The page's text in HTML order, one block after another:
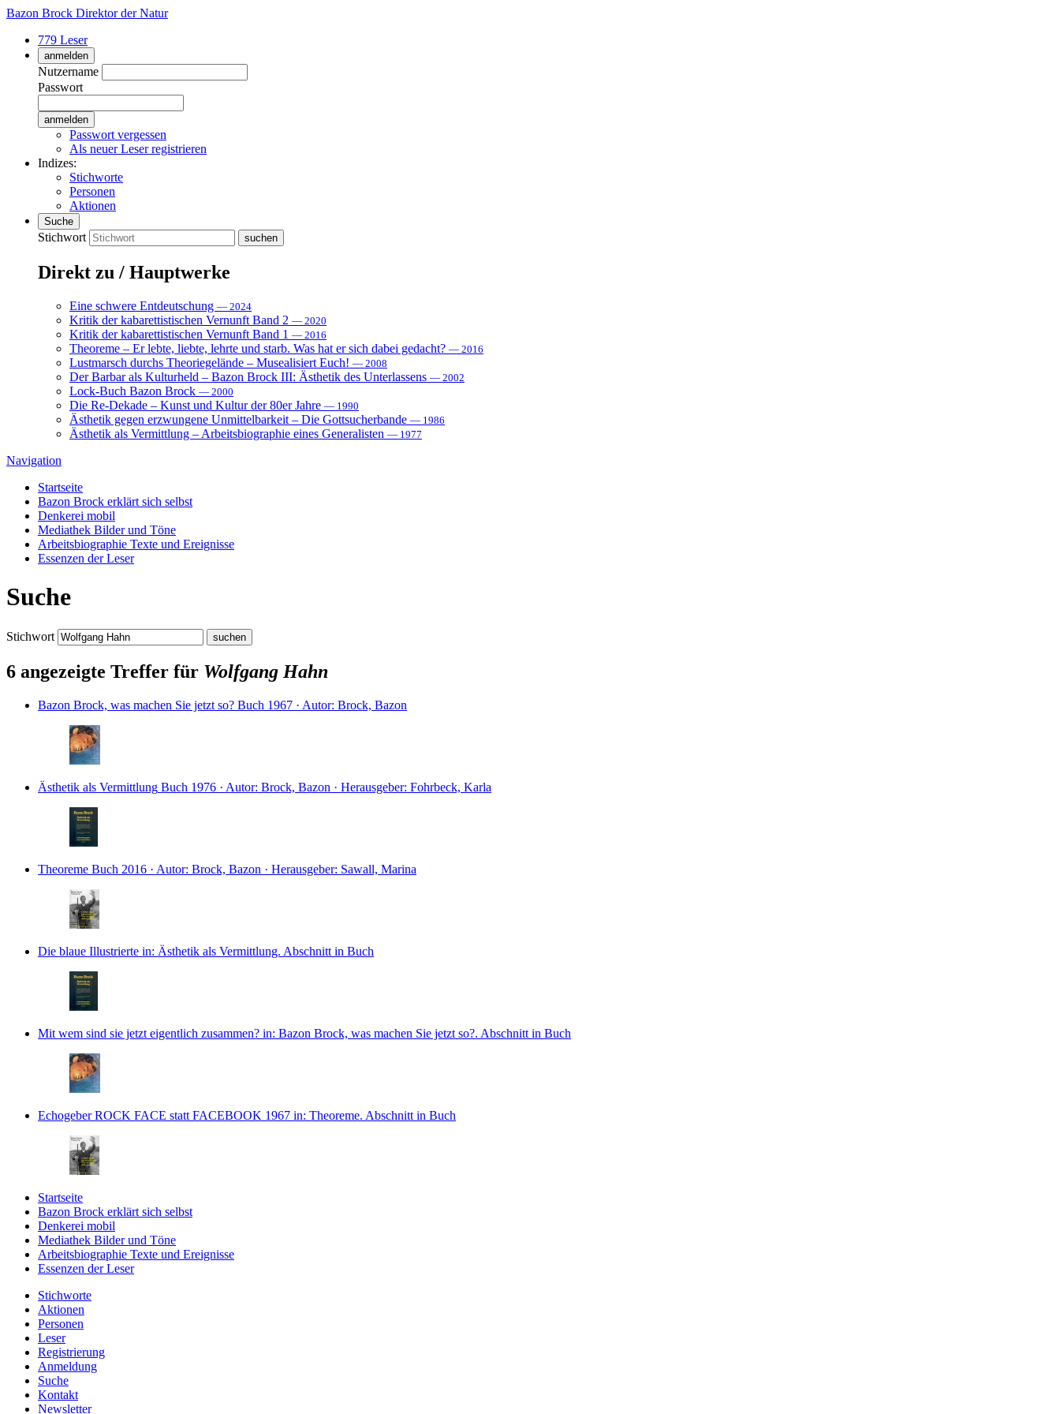
Bazon Brock Direktor der Natur
779 Leser
anmelden
Nutzername
Passwort
Passwort vergessen
Als neuer Leser registrieren
Indizes:
Stichworte
Personen
Aktionen
Suche
Stichwort
Direkt zu / Hauptwerke
Eine schwere Entdeutschung — 2024
Kritik der kabarettistischen Vernunft Band 2 — 2020
Kritik der kabarettistischen Vernunft Band 1 — 2016
Theoreme – Er lebte, liebte, lehrte und starb. Was hat er sich dabei gedacht? — 2016
Lustmarsch durchs Theoriegelände – Musealisiert Euch! — 2008
Der Barbar als Kulturheld – Bazon Brock III: Ästhetik des Unterlassens — 2002
Lock-Buch Bazon Brock — 2000
Die Re-Dekade – Kunst und Kultur der 80er Jahre — 1990
Ästhetik gegen erzwungene Unmittelbarkeit – Die Gottsucherbande — 1986
Ästhetik als Vermittlung – Arbeitsbiographie eines Generalisten — 1977
Navigation
Startseite
Bazon Brock erklärt sich selbst
Denkerei mobil
Mediathek Bilder und Töne
Arbeitsbiographie Texte und Ereignisse
Essenzen der Leser
Suche
Stichwort
6 angezeigte Treffer für Wolfgang Hahn
Bazon Brock, was machen Sie jetzt so? Buch 1967 · Autor: Brock, Bazon
Ästhetik als Vermittlung Buch 1976 · Autor: Brock, Bazon · Herausgeber: Fohrbeck, Karla
Theoreme Buch 2016 · Autor: Brock, Bazon · Herausgeber: Sawall, Marina
Die blaue Illustrierte in: Ästhetik als Vermittlung. Abschnitt in Buch
Mit wem sind sie jetzt eigentlich zusammen? in: Bazon Brock, was machen Sie jetzt so?. Abschnitt in Buch
Echogeber ROCK FACE statt FACEBOOK 1967 in: Theoreme. Abschnitt in Buch
Startseite
Bazon Brock erklärt sich selbst
Denkerei mobil
Mediathek Bilder und Töne
Arbeitsbiographie Texte und Ereignisse
Essenzen der Leser
Stichworte
Aktionen
Personen
Leser
Registrierung
Anmeldung
Suche
Kontakt
Newsletter